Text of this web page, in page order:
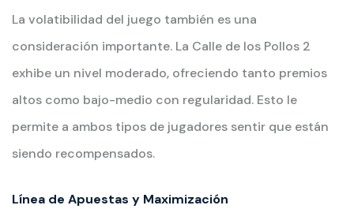
La volatibilidad del juego también es una
consideración importante. La Calle de los Pollos 2
exhibe un nivel moderado, ofreciendo tanto premios
altos como bajo-medio con regularidad. Esto le
permite a ambos tipos de jugadores sentir que están
siendo recompensados.
Línea de Apuestas y Maximización